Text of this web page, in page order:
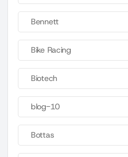
Bennett
Bike Racing
Biotech
blog-10
Bottas